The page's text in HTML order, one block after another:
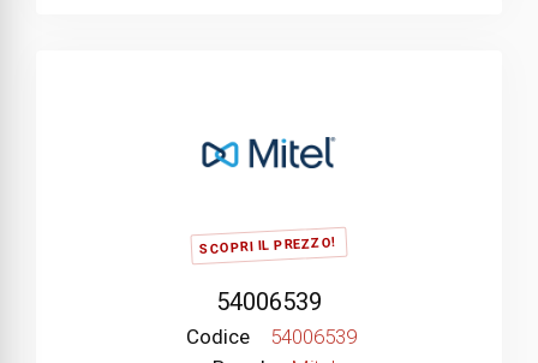
SCOPRI IL PREZZO!
54006539
Codice
54006539